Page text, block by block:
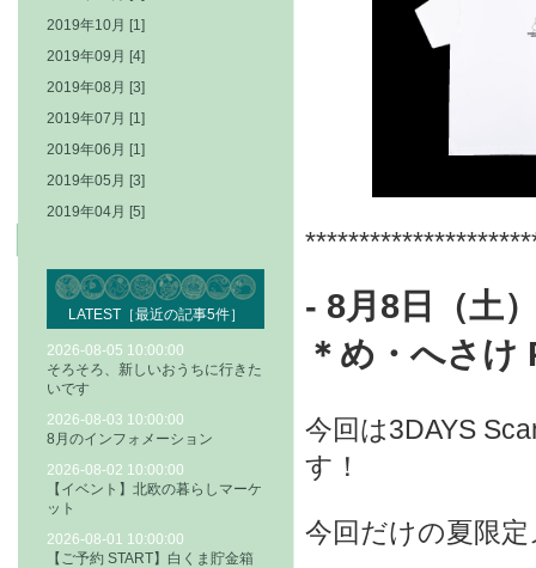
- 8月8日（土
＊ め・へさけ
今回は3DAYS
す！
今回だけの夏限
2019年10月 [1]
2019年09月 [4]
2019年08月 [3]
2019年07月 [1]
2019年06月 [1]
2019年05月 [3]
2019年04月 [5]
LATEST［最近の記事5件］
2026-08-05 10:00:00
そろそろ、新しいおうちに行きた
いです
2026-08-03 10:00:00
8月のインフォメーション
2026-08-02 10:00:00
【イベント】北欧の暮らしマーケ
ット
2026-08-01 10:00:00
【ご予約 START】白くま貯金箱